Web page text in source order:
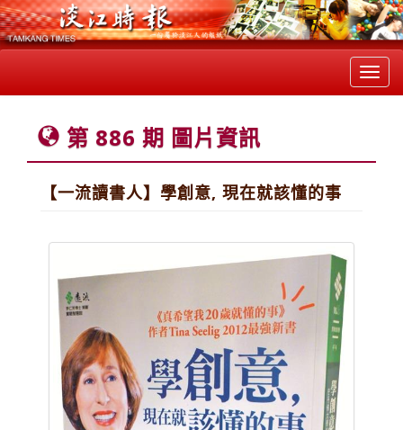
第 886 期 圖片資訊
【一流讀書人】學創意, 現在就該懂的事